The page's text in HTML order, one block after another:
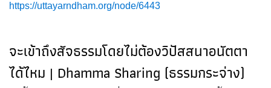
https://uttayarndham.org/node/6443
จะเข้าถึงสัจธรรมโดยไม่ต้องวิปัสสนาอนัตตา
ได้ไหม | Dhamma Sharing (ธรรมกระจ่าง)